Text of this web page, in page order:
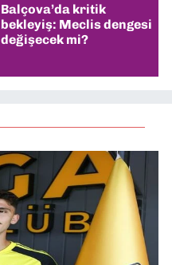
Balçova’da kritik
bekleyiş: Meclis dengesi
değişecek mi?